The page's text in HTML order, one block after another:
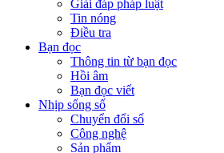
Giải đáp pháp luật
Tin nóng
Điều tra
Bạn đọc
Thông tin từ bạn đọc
Hồi âm
Bạn đọc viết
Nhịp sống số
Chuyển đổi số
Công nghệ
Sản phẩm